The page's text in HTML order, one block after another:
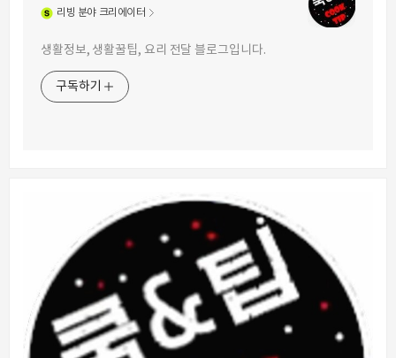
리빙 분야 크리에이터
생활정보, 생활꿀팁, 요리 전달 블로그입니다.
구독하기